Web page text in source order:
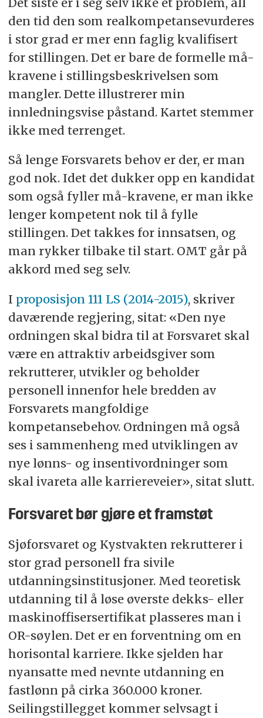
den tid den som realkompetansevurderes
i stor grad er mer enn faglig kvalifisert
for stillingen. Det er bare de formelle må-
kravene i stillingsbeskrivelsen som
mangler. Dette illustrerer min
innledningsvise påstand. Kartet stemmer
ikke med terrenget.
Så lenge Forsvarets behov er der, er man
god nok. Idet det dukker opp en kandidat
som også fyller må-kravene, er man ikke
lenger kompetent nok til å fylle
stillingen. Det takkes for innsatsen, og
man rykker tilbake til start. OMT går på
akkord med seg selv.
I proposisjon 111 LS (2014-2015), skriver
daværende regjering, sitat: «Den nye
ordningen skal bidra til at Forsvaret skal
være en attraktiv arbeidsgiver som
rekrutterer, utvikler og beholder
personell innenfor hele bredden av
Forsvarets mangfoldige
kompetansebehov. Ordningen må også
ses i sammenheng med utviklingen av
nye lønns- og insentivordninger som
skal ivareta alle karriereveier», sitat slutt.
Forsvaret bør gjøre et framstøt
Sjøforsvaret og Kystvakten rekrutterer i
stor grad personell fra sivile
utdanningsinstitusjoner. Med teoretisk
utdanning til å løse øverste dekks- eller
maskinoffisersertifikat plasseres man i
OR-søylen. Det er en forventning om en
horisontal karriere. Ikke sjelden har
nyansatte med nevnte utdanning en
fastlønn på cirka 360.000 kroner.
Seilingstillegget kommer selvsagt i